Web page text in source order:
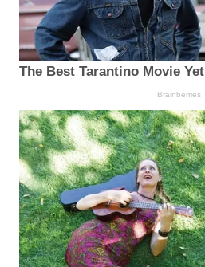
The Best Tarantino Movie Yet
Brainberries